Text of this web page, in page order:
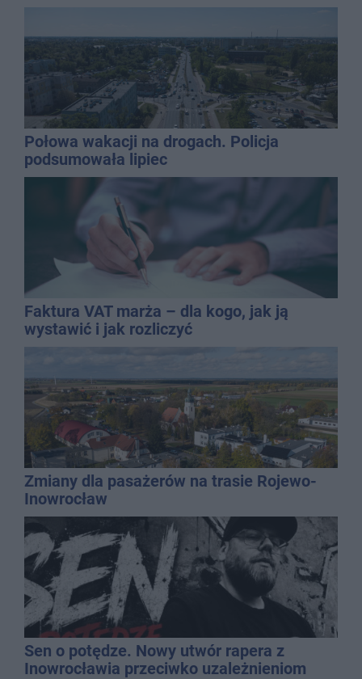
Połowa wakacji na drogach. Policja
podsumowała lipiec
Faktura VAT marża – dla kogo, jak ją
wystawić i jak rozliczyć
Zmiany dla pasażerów na trasie Rojewo-
Inowrocław
Sen o potędze. Nowy utwór rapera z
Inowrocławia przeciwko uzależnieniom